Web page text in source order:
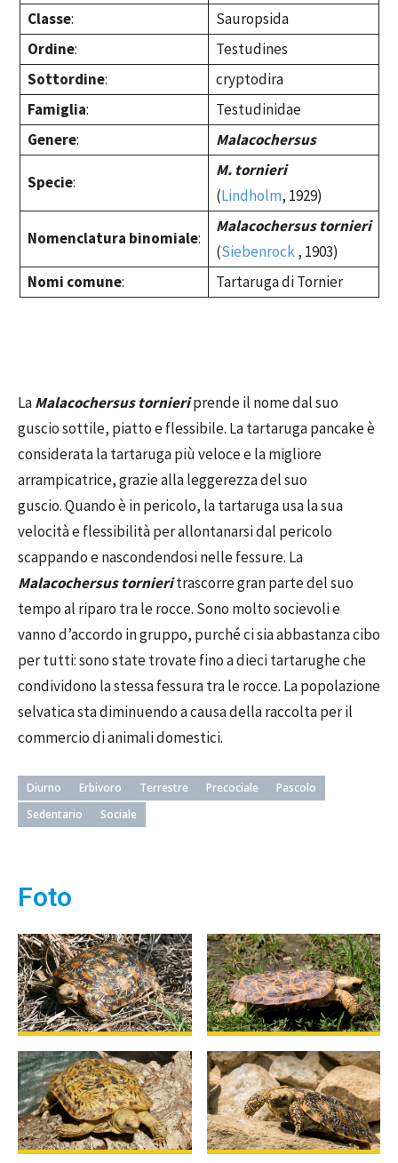
Classe:
Sauropsida
Ordine:
Testudines
Sottordine:
cryptodira
Famiglia:
Testudinidae
Genere: Malacochersus
Specie:
M. tornieri
(Lindholm, 1929)
Nomenclatura binomiale:
Malacochersustornieri
(Siebenrock, 1903)
Nomi comune: Tartaruga di Tornier
LaMalacochersus tornieriprende il nome dal suo
guscio sottile, piatto e flessibile. La tartaruga pancake è
considerata la tartaruga più veloce e la migliore
arrampicatrice, grazie alla leggerezza del suo
guscio. Quando è in pericolo, la tartaruga usa la sua
velocità e flessibilità per allontanarsi dal pericolo
scappando e nascondendosi nelle fessure. La
Malacochersus tornieritrascorre gran parte del suo
tempo al riparo tra le rocce. Sono molto socievoli e
vanno d’accordo in gruppo, purché ci sia abbastanza cibo
per tutti: sono state trovate fino a dieci tartarughe che
condividono la stessa fessura tra le rocce. La popolazione
selvatica sta diminuendo a causa della raccolta per il
commercio di animali domestici.
Diurno Erbivoro Terrestre Precociale
Pascolo
Sedentario
Sociale
Foto